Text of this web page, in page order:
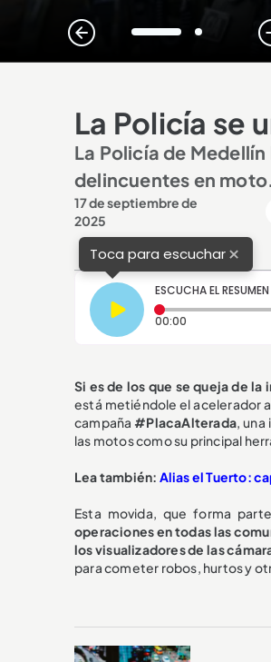
1 2
La Policía se
La Policía de
delincuentes en
17 de septiembre de
2025
Toca para escuchar×
ESCUCHA EL RESUMEN
00:00
Si es de los que se queja de la
está metiéndole el acelerador
campaña #PlacaAlterada, una
las motos como su principal
Lea también: Alias el Tuerto:
Esta movida, que forma
operaciones en todas las
los visualizadores de las
para cometer robos, hurtos y